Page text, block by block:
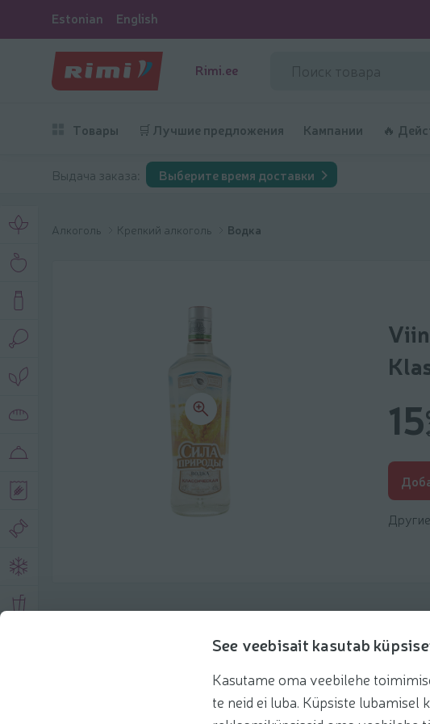
See veebisait kasutab
Kasutame oma veebilehe
te neid ei luba. Küpsiste lubamisel
Estonian English
Rimi.ee
Товары 🛒 Лучшие предложения Кампании 🔥
Выдача заказа: Выберите время доставки
Алкоголь Крепкий алкоголь Водка
15
Рекомендации Рецепты